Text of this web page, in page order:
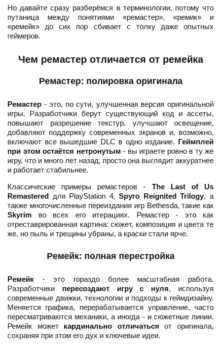
Но давайте сразу разберёмся в терминологии, потому что
путаница между понятиями «ремастер», «ремик» и
«ремейк» до сих пор сбивает с толку даже опытных
геймеров.
Чем ремастер отличается от ремейка
Ремастер: полировка оригинала
Ремастер - это, по сути, улучшенная версия оригинальной
игры. Разработчики берут существующий код и ассеты,
повышают разрешение текстур, улучшают освещение,
добавляют поддержку современных экранов и, возможно,
включают все вышедшие DLC в одно издание. Геймплей
при этом остаётся нетронутым - вы играете ровно в ту же
игру, что и много лет назад, просто она выглядит аккуратнее
и работает стабильнее.
Классические примеры ремастеров - The Last of Us
Remastered для PlayStation 4,Spyro Reignited Trilogy, а
также многочисленные переиздания игр Bethesda, такие как
Skyrim во всех его итерациях. Ремастер - это как
отреставрированная картина: сюжет, композиция и цвета те
же, но пыль и трещины убраны, а краски стали ярче.
Ремейк: полная перестройка
Ремейк - это гораздо более масштабная работа.
Разработчики пересоздают игру с нуля, используя
современные движки, технологии и подходы к геймдизайну.
Меняется графика, перерабатывается управление, часто
пересматриваются механики, а иногда - и сюжетные линии.
Ремейк может кардинально отличаться от оригинала,
сохраняя при этом его дух и ключевые идеи.